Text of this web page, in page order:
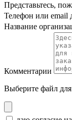
Представьтесь,
Телефон или email
Название
Комментарии
Выберите файл